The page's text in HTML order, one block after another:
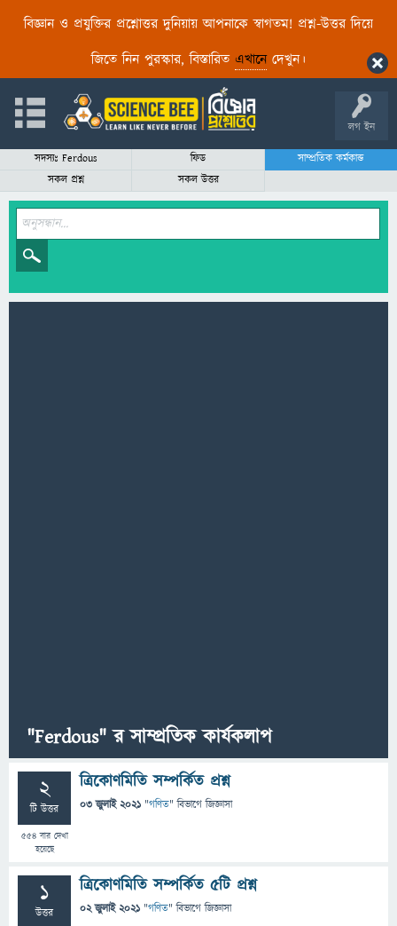
বিজ্ঞান ও প্রযুক্তির প্রশ্নোত্তর দুনিয়ায় আপনাকে স্বাগতম! প্রশ্ন-উত্তর দিয়ে
জিতে নিন পুরস্কার, বিস্তারিত এখানেদেখুন।
লগ ইন
সদস্যঃ Ferdous ফিড
সাম্প্রতিক কর্মকান্ড
সকল প্রশ্ন
সকল উত্তর
"Ferdous" র সাম্প্রতিক কার্যকলাপ
2
টি উত্তর
554বার দেখা
হয়েছে
ত্রিকোণমিতি সম্পর্কিত প্রশ্ন
03 জুলাই 2021 "গণিত" বিভাগে জিজ্ঞাসা
1
উত্তর
ত্রিকোণমিতি সম্পর্কিত ৫টি প্রশ্ন
02 জুলাই 2021 "গণিত" বিভাগে জিজ্ঞাসা